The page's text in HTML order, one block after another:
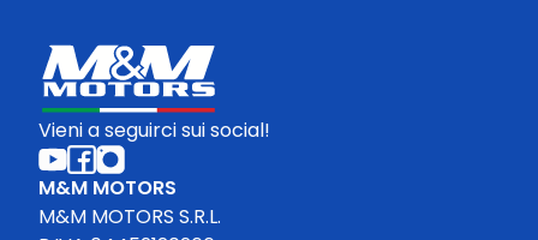
Vieni a seguirci sui social!
M&M MOTORS
M&M MOTORS S.R.L.